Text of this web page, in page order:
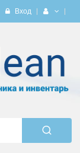
Вход